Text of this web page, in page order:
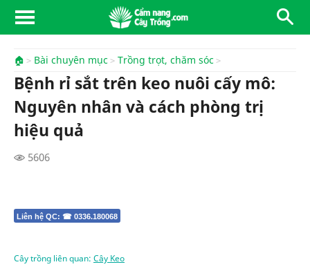
🏠 Bài chuyên mục Trồng trọt, chăm sóc
Bệnh rỉ sắt trên keo nuôi cấy mô:
Nguyên nhân và cách phòng trị
hiệu quả
5606
Liên hệ QC: ☎ 0336.180068
Cây trồng liên quan: Cây Keo